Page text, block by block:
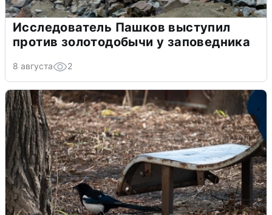
Исследователь Пашков выступил
против золотодобычи у заповедника
8 августа 2